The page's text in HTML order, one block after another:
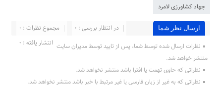
جهاد کشاورزی لامرد
ارسال نظر شما مجموع نظرات : 0
در انتظار بررسی : 0
انتشار یافته : ۰ نظرات ارسال شده توسط شما، پس از تایید توسط مدیران سایت
منتشر خواهد شد.
نظراتی که حاوی تهمت یا افترا باشد منتشر نخواهد شد.
نظراتی که به غیر از زبان فارسی یا غیر مرتبط با خبر باشد منتشر نخواهد شد.